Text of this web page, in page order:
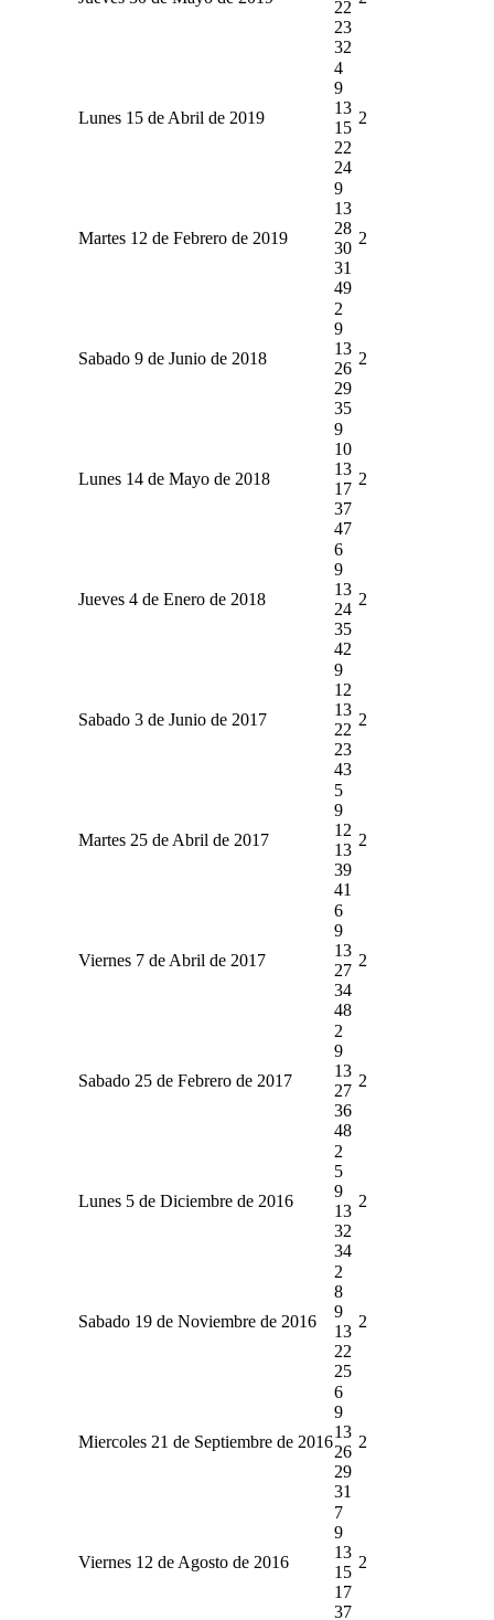
22
23
32
Lunes 15 de Abril de 2019
4
9
13
15
22
24
2
Martes 12 de Febrero de 2019
9
13
28
30
31
49
2
Sabado 9 de Junio de 2018
2
9
13
26
29
35
2
Lunes 14 de Mayo de 2018
9
10
13
17
37
47
2
Jueves 4 de Enero de 2018
6
9
13
24
35
42
2
Sabado 3 de Junio de 2017
9
12
13
22
23
43
2
Martes 25 de Abril de 2017
5
9
12
13
39
41
2
Viernes 7 de Abril de 2017
6
9
13
27
34
48
2
Sabado 25 de Febrero de 2017
2
9
13
27
36
48
2
Lunes 5 de Diciembre de 2016
2
5
9
13
32
34
2
Sabado 19 de Noviembre de 2016
2
8
9
13
22
25
2
Miercoles 21 de Septiembre de 2016
6
9
13
26
29
31
2
Viernes 12 de Agosto de 2016
7
9
13
15
17
37
2